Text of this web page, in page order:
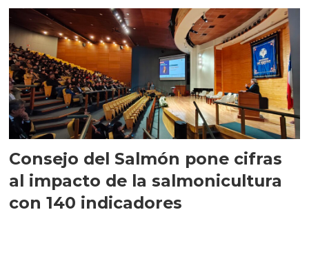
Consejo del Salmón pone cifras
al impacto de la salmonicultura
con 140 indicadores